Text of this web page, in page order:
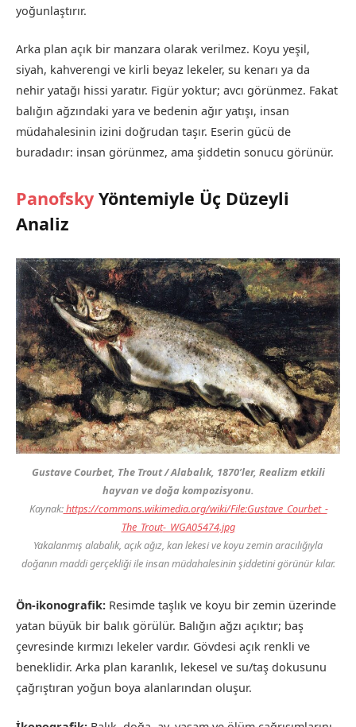
yoğunlaştırır.
Arka plan açık bir manzara olarak verilmez. Koyu yeşil,
siyah, kahverengi ve kirli beyaz lekeler, su kenarı ya da
nehir yatağı hissi yaratır. Figür yoktur; avcı görünmez. Fakat
balığın ağzındaki yara ve bedenin ağır yatışı, insan
müdahalesinin izini doğrudan taşır. Eserin gücü de
buradadır: insan görünmez, ama şiddetin sonucu görünür.
Panofsky Yöntemiyle Üç Düzeyli
Analiz
Gustave Courbet, The Trout / Alabalık, 1870’ler, Realizm etkili
hayvan ve doğa kompozisyonu.
Kaynak:https://commons.wikimedia.org/wiki/File:Gustave_Courbet_-
The_Trout-_WGA05474.jpg
Yakalanmış alabalık, açık ağız, kan lekesi ve koyu zemin aracılığıyla
doğanın maddi gerçekliği ile insan müdahalesinin şiddetini görünür kılar.
Ön-ikonografik: Resimde taşlık ve koyu bir zemin üzerinde
yatan büyük bir balık görülür. Balığın ağzı açıktır; baş
çevresinde kırmızı lekeler vardır. Gövdesi açık renkli ve
beneklidir. Arka plan karanlık, lekesel ve su/taş dokusunu
çağrıştıran yoğun boya alanlarından oluşur.